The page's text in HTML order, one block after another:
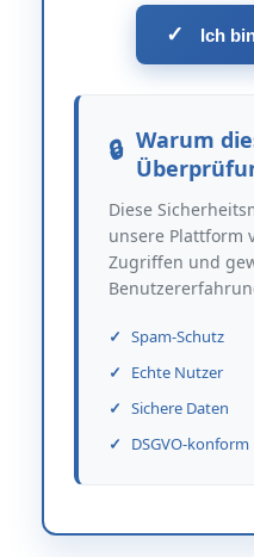
✓ Ich
Warum
Diese
unsere Plattform
Zugriffen und
Spam-Schutz
Echte Nutzer
Sichere Daten
DSGVO-konform